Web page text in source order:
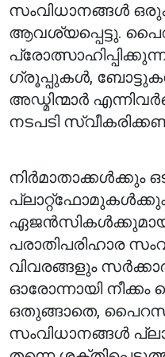
സംവിധാനങ്ങൾ
ആവശ്യപ്പെട്ടു.
ഗ്രൂപ്പുകൾ,
അഡ്മിന്മാർ
നടപടി
നിർമാതാക്കൾക്കും
പരാതിപരിഹാര
വിവരങ്ങളും സർക്കാർ
ഓരോന്നായി
ഒതുങ്ങാതെ,
സംവിധാനങ്ങൾ